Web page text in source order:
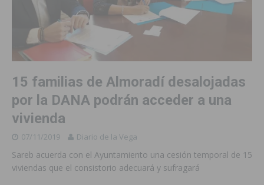
15 familias de Almoradí desalojadas
por la DANA podrán acceder a una
vivienda
07/11/2019 Diario de la Vega
Sareb acuerda con el Ayuntamiento una cesión temporal de 15
viviendas que el consistorio adecuará y sufragará